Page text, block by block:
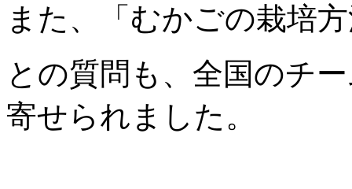
また、「むかごの栽培
との質問も、全国のチ
寄せられました。